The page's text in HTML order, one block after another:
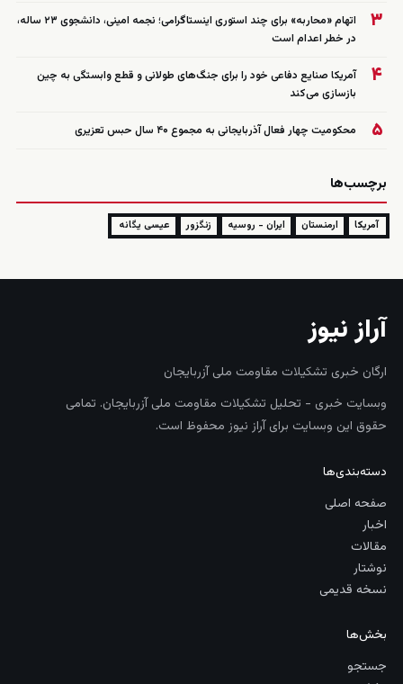
۳
اتهام «محاربه» برای چند استوری اینستاگرامی؛ نجمه امینی، دانشجوی ۲۳ ساله،
در خطر اعدام است
۴
آمریکا صنایع دفاعی خود را برای جنگ‌های طولانی و قطع وابستگی به چین
بازسازی می‌کند
۵ محکومیت چهار فعال آذربایجانی به مجموع ۴۰ سال حبس تعزیری
برچسب‌ها
آمریکا ارمنستان ایران - روسیه زنگزور عيسی یگانه
آراز نیوز
ارگان خبری تشکیلات مقاومت ملی آزربایجان
وبسایت خبری - تحلیل تشکیلات مقاومت ملی آزربایجان. تمامی
حقوق این وبسایت برای آراز نیوز محفوظ است.
دسته‌بندی‌ها
صفحه اصلی
اخبار
مقالات
نوشتار
نسخه قدیمی
بخش‌ها
جستجو